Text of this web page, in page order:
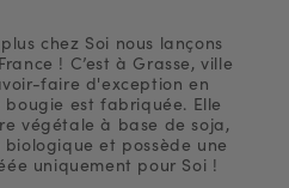
chez Soi nous lançons
! C’est à Grasse, ville
faire d'exception en
est fabriquée. Elle
végétale à base de soja,
et possède une
uniquement pour Soi !